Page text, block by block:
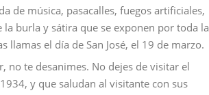
de música, pasacalles, fuegos artificiales,
burla y sátira que se exponen por toda la
el día de San José, el 19 de marzo.
no te desanimes. No dejes de visitar el
y que saludan al visitante con sus